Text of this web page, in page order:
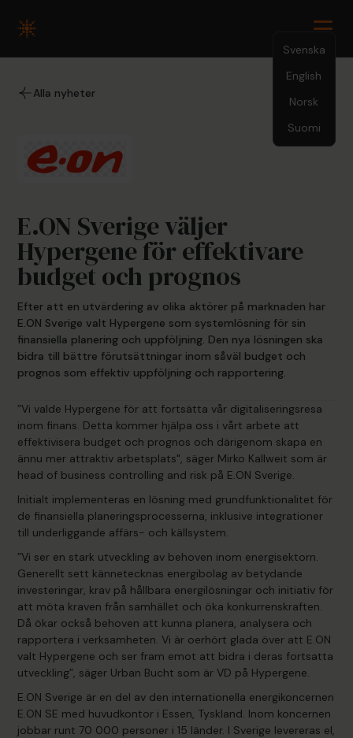
Svenska
English
Norsk
Suomi
Alla nyheter
E.ON Sverige väljer
Hypergene för effektivare
budget och prognos
Efter att en utvärdering av olika aktörer på marknaden har
E.ON Sverige valt Hypergene som systemlösning för sin
finansiella planering och uppföljning. Den nya lösningen ska
bidra till bättre förutsättningar inom såväl budget och
prognos som effektiv uppföljning och rapportering.
”Vi valde Hypergene för att fortsätta vår digitaliseringsresa
inom finans. Detta kommer hjälpa oss i vårt arbete att
effektivisera budget och prognos och därigenom skapa en
ännu mer attraktiv arbetsplats", säger Mirko Kallweit som är
head of business controlling and risk på E.ON Sverige.
Initialt implementeras en lösning med grundfunktionalitet för
de finansiella planeringsprocesserna, inklusive integrationer
till underliggande affärs- och källsystem.
”Vi ser en stark utveckling av behoven inom energisektorn.
Generellt sett kännetecknas energibolag av betydande
investeringar, krav på hållbara energilösningar och initiativ för
att möta kraven från samhället och öka konkurrenskraften.
Då ökar också behoven att kunna planera, analysera och
rapportera i verksamheten. Vi är oerhört glada över att E.ON
valt Hypergene och ser fram emot att bidra i deras fortsatta
utveckling”, säger Urban Bucht som är VD på Hypergene.
E.ON Sverige är en del av den internationella energikoncernen
E.ON SE med huvudkontor i Essen, Tyskland. Inom koncernen
jobbar runt 70 000 personer i 15 länder. I Sverige levereras el,